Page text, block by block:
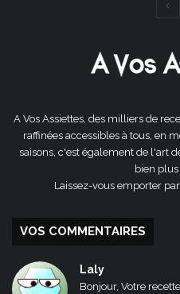
A Vos Assiettes, des milliers de
raffinées accessibles à tous, en
saisons, c'est également de l'art
bien plus
Laissez-vous emporter
VOS COMMENTAIRES
Laly
Bonjour, Votre